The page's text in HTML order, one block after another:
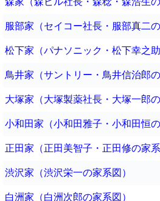
服部家（セイコー社長・服部真二の
松下家（パナソニック・松下幸之助
鳥井家（サントリー・鳥井信治郎の
大塚家（大塚製薬社長・大塚一郎の
小和田家（小和田雅子・小和田恒の
正田家（正田美智子・正田修の家系
渋沢家（渋沢栄一の家系図）
白洲家（白洲次郎の家系図）